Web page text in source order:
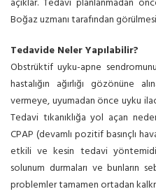
Boğaz uzmanı tarafından
Tedavide Neler Yapılabilir?
Obstrüktif uyku-apne
hastalığın ağırlığı gözönüne
vermeye, uyumadan önce uyku
Tedavi tıkanıklığa yol açan
CPAP (devamlı pozitif basınçlı
etkili ve kesin tedavi
solunum durmaları ve bunların
problemler tamamen ortadan